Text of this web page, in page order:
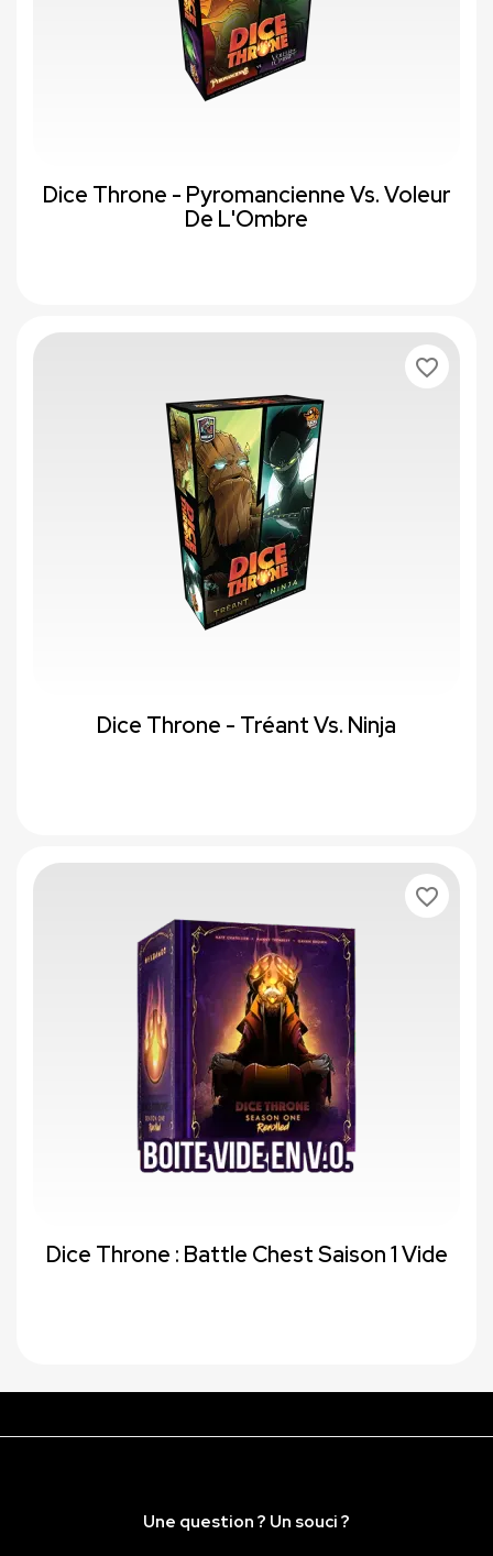
Dice Throne - Pyromancienne Vs. Voleur
De L'Ombre
Dice Throne - Tréant Vs. Ninja
favorite_border
Dice Throne : Battle Chest Saison 1 Vide
favorite_border
Une question ? Un souci ?